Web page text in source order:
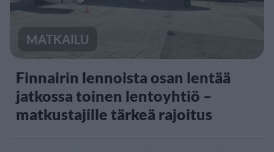
MATKAILU
Finnairin lennoista osan lentää
jatkossa toinen lentoyhtiö –
matkustajille tärkeä rajoitus